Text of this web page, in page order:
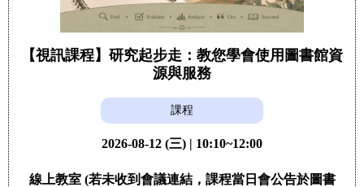
【視訊課程】研究起步走：教您學會使用圖書館資
源與服務
課程
2026-08-12 (三) | 10:10~12:00
線上教室 (若未收到會議連結，課程當日會公告於圖書